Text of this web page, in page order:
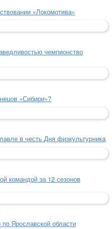
«Локомотива»
чемпионство
«Сибири»?
в честь Дня физкультурника
командой за 12 сезонов
по Ярославской области